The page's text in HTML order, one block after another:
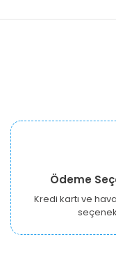
Ödeme
Kredi kartı ve